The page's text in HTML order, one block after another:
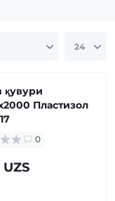
қувури
Пластизол
0